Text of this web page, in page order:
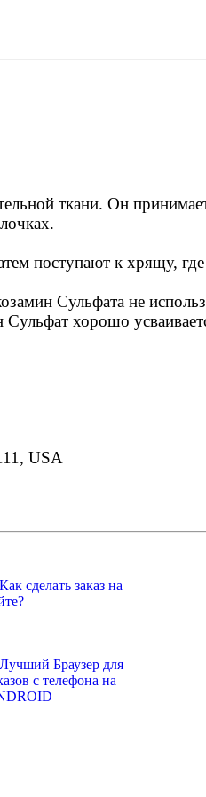
ткани. Он
поступают к хрящу,
Сульфата не
хорошо
USA